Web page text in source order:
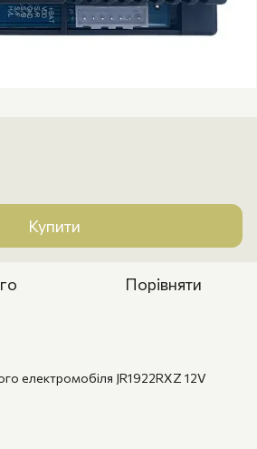
Купити
Порівняти
електромобіля JR1922RXZ 12V